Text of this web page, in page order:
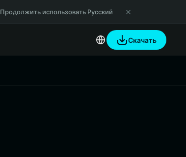
Продолжить использовать Русский
Скачать